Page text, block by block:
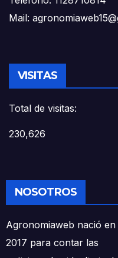
Mail:
VISITAS
Total de visitas:
230,626
NOSOTROS
Agronomiaweb nació en
2017 para contar las